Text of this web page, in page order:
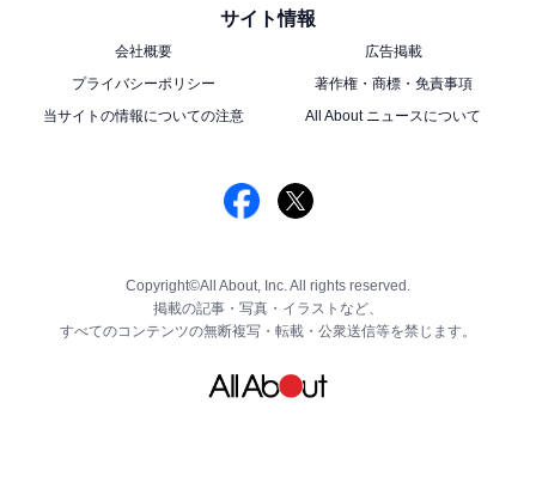
サイト情報
会社概要
広告掲載
プライバシーポリシー
著作権・商標・免責事項
当サイトの情報についての注意
All About ニュースについて
Copyright©All About, Inc. All rights reserved.
掲載の記事・写真・イラストなど、
すべてのコンテンツの無断複写・転載・公衆送信等を禁じます。